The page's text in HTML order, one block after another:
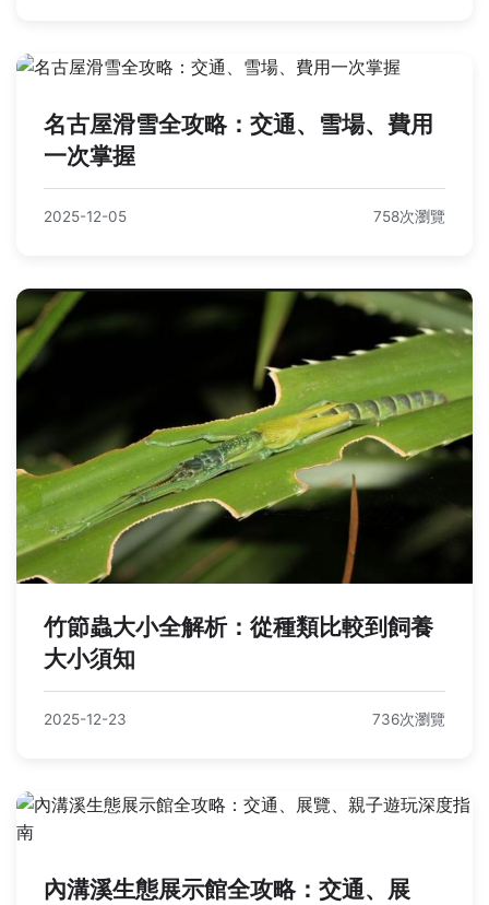
名古屋滑雪全攻略：交通、雪場、費用
一次掌握
2025-12-05 758次瀏覽
竹節蟲大小全解析：從種類比較到飼養
大小須知
2025-12-23 736次瀏覽
內溝溪生態展示館全攻略：交通、展